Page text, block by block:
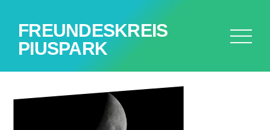
FREUNDESKREIS
PIUSPARK